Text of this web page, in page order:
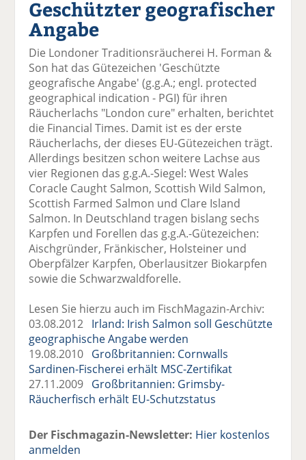
el
a
F
ac
e
b
o
o
k
te
il
e
n
el
t
tt
n
el
a
Li
k
di
n
te
il
e
n
el
p
E
ai
v
se
n
e
el
D
ck
Geschützter geografischer
Angabe
Die Londoner Traditionsräucherei H. Forman &
Son hat das Gütezeichen 'Geschützte
geografische Angabe' (g.g.A.; engl. protected
geographical indication - PGI) für ihren
Räucherlachs "London cure" erhalten, berichtet
die Financial Times. Damit ist es der erste
Räucherlachs, der dieses EU-Gütezeichen trägt.
Allerdings besitzen schon weitere Lachse aus
vier Regionen das g.g.A.-Siegel: West Wales
Coracle Caught Salmon, Scottish Wild Salmon,
Scottish Farmed Salmon und Clare Island
Salmon. In Deutschland tragen bislang sechs
Karpfen und Forellen das g.g.A.-Gütezeichen:
Aischgründer, Fränkischer, Holsteiner und
Oberpfälzer Karpfen, Oberlausitzer Biokarpfen
sowie die Schwarzwaldforelle.
Lesen Sie hierzu auch im FischMagazin-Archiv:
03.08.2012 Irland: Irish Salmon soll Geschützte
geographische Angabe werden
19.08.2010 Großbritannien: Cornwalls
Sardinen-Fischerei erhält MSC-Zertifikat
27.11.2009 Großbritannien: Grimsby-
Räucherfisch erhält EU-Schutzstatus
Der Fischmagazin-Newsletter: Hier kostenlos
anmelden